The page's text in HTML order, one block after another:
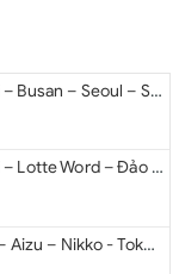
Du lịch Hàn Quốc 2026: Hà Nội – Busan – Seoul – Starfiled – Lotte Worf
Du lịch Hàn Quốc 2026: Hà Nội – Lotte Word – Đảo Nami – Làng Cổ Hanok Bukchon
Du lịch Nhật Bản 2026: Niigata – Aizu – Nikko - Tokyo – Niigata từ Hà Nội